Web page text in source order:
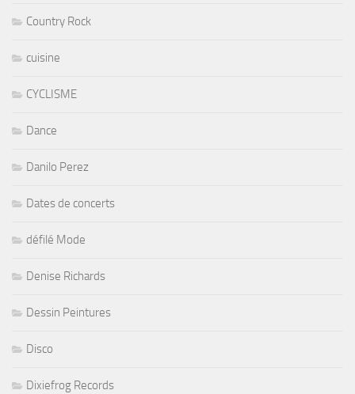
Country Rock
cuisine
CYCLISME
Dance
Danilo Perez
Dates de concerts
défilé Mode
Denise Richards
Dessin Peintures
Disco
Dixiefrog Records